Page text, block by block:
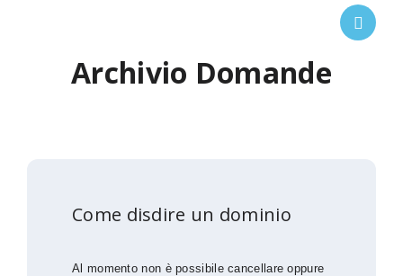
Archivio Domande
Come disdire un dominio
Al momento non è possibile cancellare oppure